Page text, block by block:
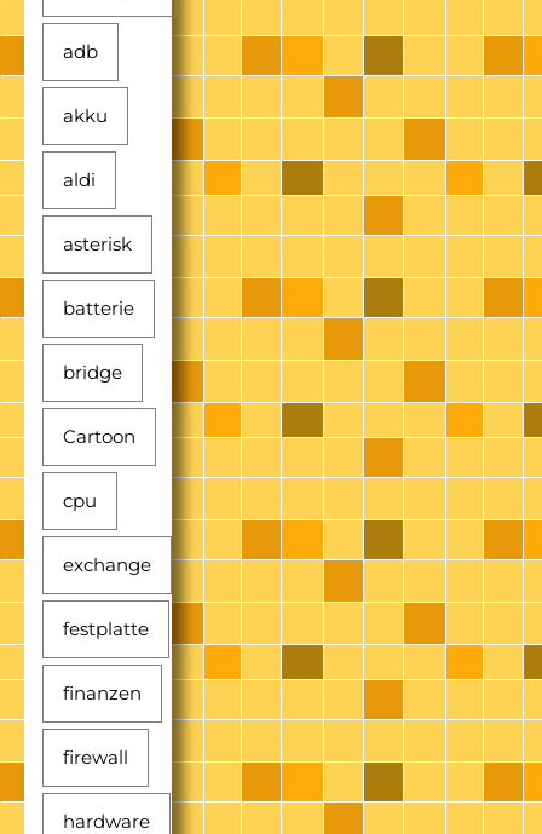
adb
akku
aldi
asterisk
batterie
bridge
Cartoon
cpu
exchange
festplatte
finanzen
firewall
hardware